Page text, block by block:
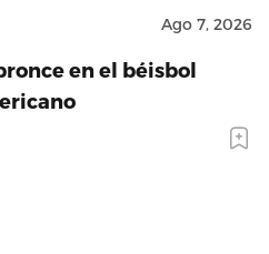
Ago 7, 2026
en el béisbol